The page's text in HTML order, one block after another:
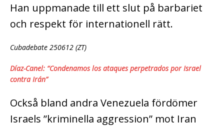
Han uppmanade till ett slut på barbariet
och respekt för internationell rätt.
Cubadebate 250612 (ZT)
Díaz-Canel: “Condenamos los ataques perpetrados por Israel
contra Irán”
Också bland andra Venezuela fördömer
Israels ”kriminella aggression” mot Iran